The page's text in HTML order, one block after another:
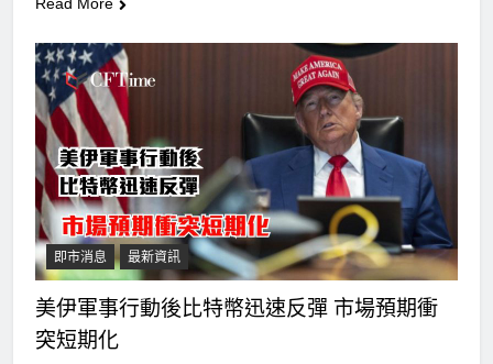
Read More
即市消息 最新資訊
美伊軍事行動後比特幣迅速反彈 市場預期衝
突短期化